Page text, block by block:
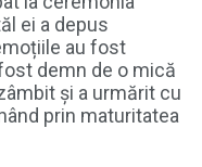
ei a depus
au fost
demn de o mică
și a urmărit cu
prin maturitatea